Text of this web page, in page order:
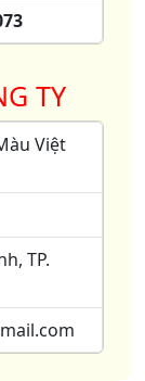
TY
Việt
TP.